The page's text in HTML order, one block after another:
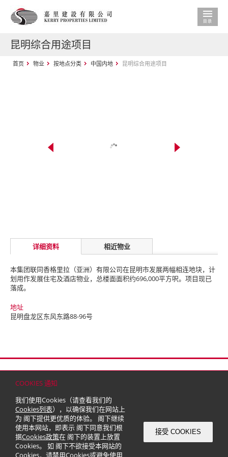
COOKIES 通知
我们使用Cookies（请查看我们的
Cookies列表），以确保我们在网站上
为 阁下提供更优质的体验。 阁下继续
使用本网站，即表示 阁下同意我们根
据Cookies政策在 阁下的装置上放置
Cookies。 如 阁下不欲接受本网站的
Cookies，请禁用Cookies或避免使用
接受 COOKIES
昆明综合用途项目
首页 物业 按地点分类 中国内地 昆明综合用途项目
详细资料 相近物业
本集团联同香格里拉（亚洲）有限公司在昆明市发展两幅相连地块，计
划用作发展住宅及酒店物业，总楼面面积约696,000平方呎。项目现已
落成。
地址
昆明盘龙区东风东路88-96号
© 2026 嘉里建设有限公司 (于百慕达注册成立之有限公司)